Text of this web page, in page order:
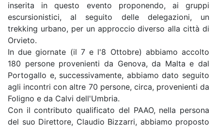
inserita in questo evento proponendo, ai gruppi
escursionistici, al seguito delle delegazioni, un
trekking urbano, per un approccio diverso alla città di
Orvieto.
In due giornate (il 7 e l'8 Ottobre) abbiamo accolto
180 persone provenienti da Genova, da Malta e dal
Portogallo e, successivamente, abbiamo dato seguito
agli incontri con altre 70 persone, circa, provenienti da
Foligno e da Calvi dell'Umbria.
Con il contributo qualificato del PAAO, nella persona
del suo Direttore, Claudio Bizzarri, abbiamo proposto